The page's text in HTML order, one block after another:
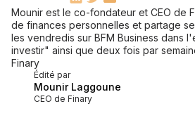
Édité par
Mounir Laggoune
CEO de Finary
Mounir est le co-fondateur et CEO de
de finances personnelles et partage
les vendredis sur BFM Business dans
investir" ainsi que deux fois par
Finary